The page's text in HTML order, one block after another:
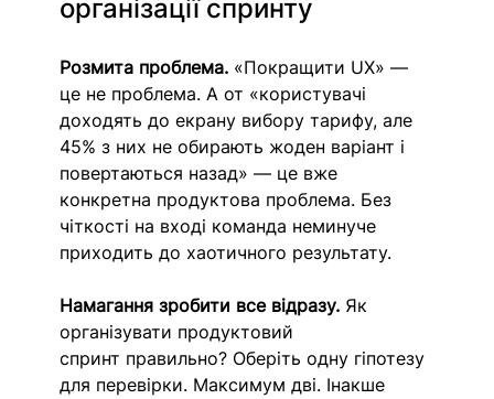
організації спринту
Розмита проблема. «Покращити UX» —
це не проблема. А от «користувачі
доходять до екрану вибору тарифу, але
45% з них не обирають жоден варіант і
повертаються назад» — це вже
конкретна продуктова проблема. Без
чіткості на вході команда неминуче
приходить до хаотичного результату.
Намагання зробити все відразу. Як
організувати продуктовий
спринт правильно? Оберіть одну гіпотезу
для перевірки. Максимум дві. Інакше